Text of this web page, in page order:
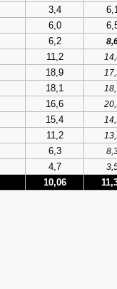
3,4
6,0
6,2
11,2
18,9
18,1
16,6
15,4
11,2
6,3
4,7
10,06